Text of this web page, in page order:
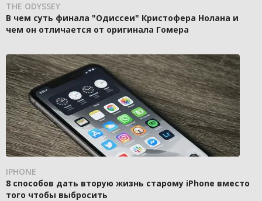
THE ODYSSEY
В чем суть финала "Одиссеи" Кристофера Нолана и
чем он отличается от оригинала Гомера
IPHONE
8 способов дать вторую жизнь старому iPhone вместо
того чтобы выбросить